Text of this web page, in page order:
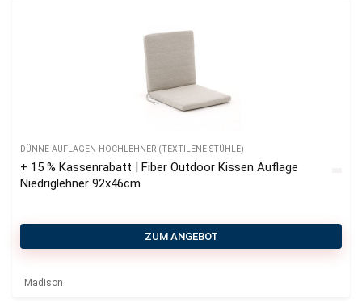
DÜNNE AUFLAGEN HOCHLEHNER (TEXTILENE STÜHLE)
+ 15 % Kassenrabatt | Fiber Outdoor Kissen Auflage
Niedriglehner 92x46cm
ZUM ANGEBOT
Madison